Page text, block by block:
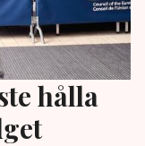
hålla